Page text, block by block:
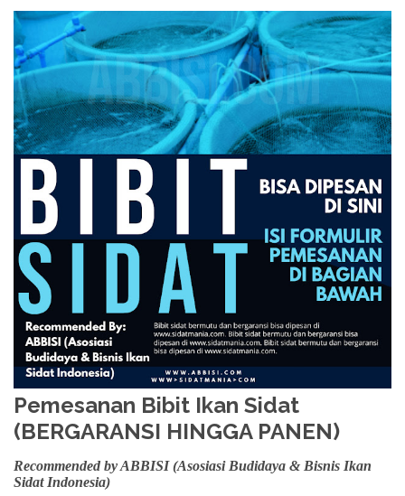
Pemesanan Bibit Ikan Sidat
(BERGARANSI HINGGA PANEN)
Recommended by ABBISI (Asosiasi Budidaya & Bisnis Ikan
Sidat Indonesia)